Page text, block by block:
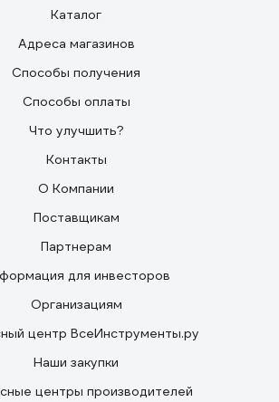
Каталог
Адреса магазинов
Способы получения
Способы оплаты
Что улучшить?
Контакты
О Компании
Поставщикам
Партнерам
для инвесторов
Организациям
центр ВсеИнструменты.ру
Наши закупки
центры производителей